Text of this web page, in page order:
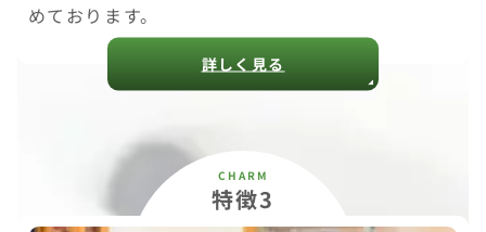
めております。
詳しく見る
特徴3